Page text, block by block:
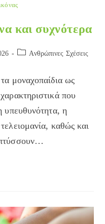
και συχνότερα
Post Ανθρώπινες Σχέσεις
μοναχοπαίδια ως
που
υπευθυνότητα, η
καθώς και